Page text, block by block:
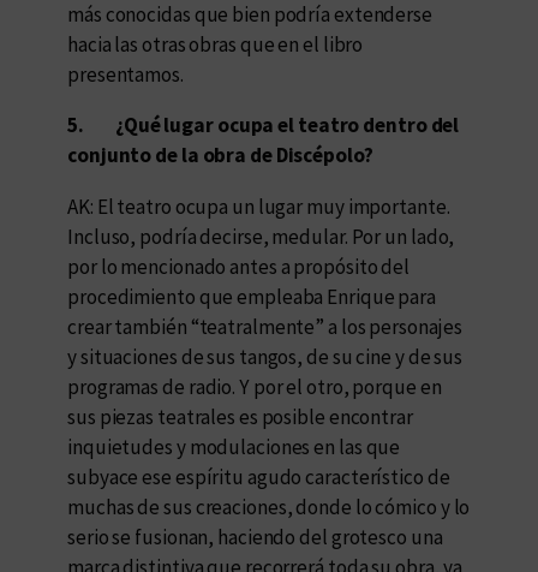
más conocidas que bien podría extenderse
hacia las otras obras que en el libro
presentamos.
5.
¿Qué lugar ocupa el teatro dentro del
conjunto de la obra de Discépolo?
AK: El teatro ocupa un lugar muy importante.
Incluso, podría decirse, medular. Por un lado,
por lo mencionado antes a propósito del
procedimiento que empleaba Enrique para
crear también “teatralmente” a los personajes
y situaciones de sus tangos, de su cine y de sus
programas de radio. Y por el otro, porque en
sus piezas teatrales es posible encontrar
inquietudes y modulaciones en las que
subyace ese espíritu agudo característico de
muchas de sus creaciones, donde lo cómico y lo
serio se fusionan, haciendo del grotesco una